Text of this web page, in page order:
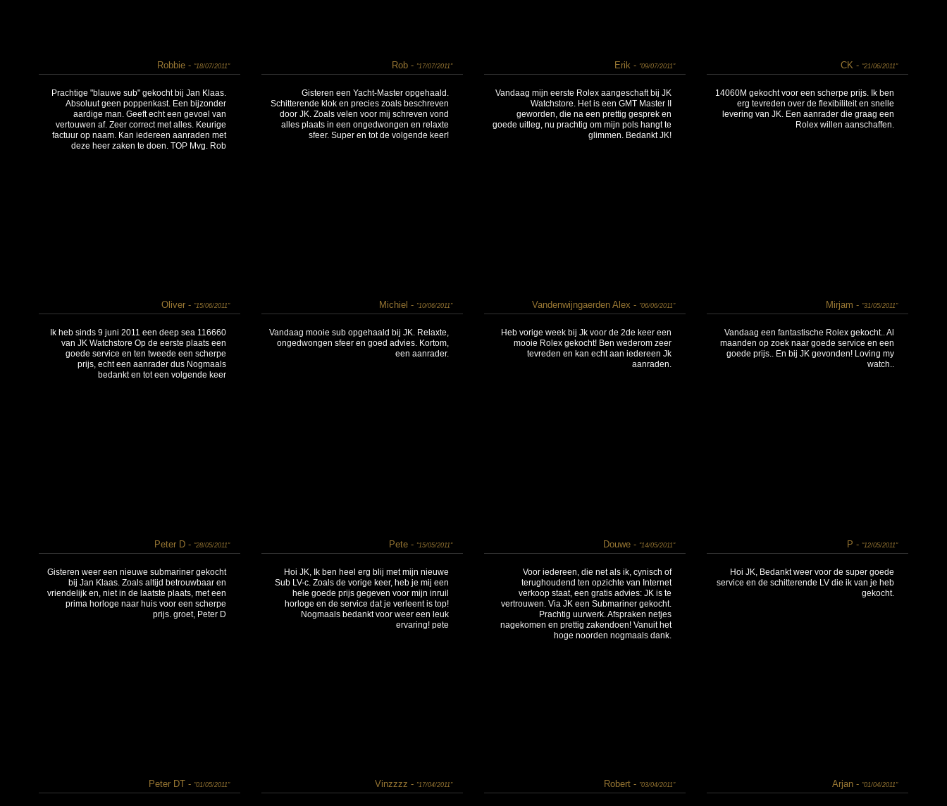
Robbie - "18/07/2011"
Prachtige "blauwe sub" gekocht bij Jan Klaas.
Absoluut geen poppenkast. Een bijzonder
aardige man. Geeft echt een gevoel van
vertouwen af. Zeer correct met alles. Keurige
factuur op naam. Kan iedereen aanraden met
deze heer zaken te doen. TOP Mvg. Rob
Rob - "17/07/2011"
Gisteren een Yacht-Master opgehaald.
Schitterende klok en precies zoals beschreven
door JK. Zoals velen voor mij schreven vond
alles plaats in een ongedwongen en relaxte
sfeer. Super en tot de volgende keer!
Erik - "09/07/2011"
Vandaag mijn eerste Rolex aangeschaft bij JK
Watchstore. Het is een GMT Master II
geworden, die na een prettig gesprek en
goede uitleg, nu prachtig om mijn pols hangt te
glimmen. Bedankt JK!
CK - "21/06/2011"
14060M gekocht voor een scherpe prijs. Ik ben
erg tevreden over de flexibiliteit en snelle
levering van JK. Een aanrader die graag een
Rolex willen aanschaffen.
Oliver - "15/06/2011"
Ik heb sinds 9 juni 2011 een deep sea 116660
van JK Watchstore Op de eerste plaats een
goede service en ten tweede een scherpe
prijs, echt een aanrader dus Nogmaals
bedankt en tot een volgende keer
Michiel - "10/06/2011"
Vandaag mooie sub opgehaald bij JK. Relaxte,
ongedwongen sfeer en goed advies. Kortom,
een aanrader.
Vandenwijngaerden Alex - "06/06/2011"
Heb vorige week bij Jk voor de 2de keer een
mooie Rolex gekocht! Ben wederom zeer
tevreden en kan echt aan iedereen Jk
aanraden.
Mirjam - "31/05/2011"
Vandaag een fantastische Rolex gekocht.. Al
maanden op zoek naar goede service en een
goede prijs.. En bij JK gevonden! Loving my
watch..
Peter D - "28/05/2011"
Gisteren weer een nieuwe submariner gekocht
bij Jan Klaas. Zoals altijd betrouwbaar en
vriendelijk en, niet in de laatste plaats, met een
prima horloge naar huis voor een scherpe
prijs. groet, Peter D
Pete - "15/05/2011"
Hoi JK, Ik ben heel erg blij met mijn nieuwe
Sub LV-c. Zoals de vorige keer, heb je mij een
hele goede prijs gegeven voor mijn inruil
horloge en de service dat je verleent is top!
Nogmaals bedankt voor weer een leuk
ervaring! pete
Douwe - "14/05/2011"
Voor iedereen, die net als ik, cynisch of
terughoudend ten opzichte van Internet
verkoop staat, een gratis advies: JK is te
vertrouwen. Via JK een Submariner gekocht.
Prachtig uurwerk. Afspraken netjes
nagekomen en prettig zakendoen! Vanuit het
hoge noorden nogmaals dank.
P - "12/05/2011"
Hoi JK, Bedankt weer voor de super goede
service en de schitterende LV die ik van je heb
gekocht.
Peter DT - "01/05/2011" Vinzzzz - "17/04/2011" Robert - "03/04/2011" Arjan - "01/04/2011"